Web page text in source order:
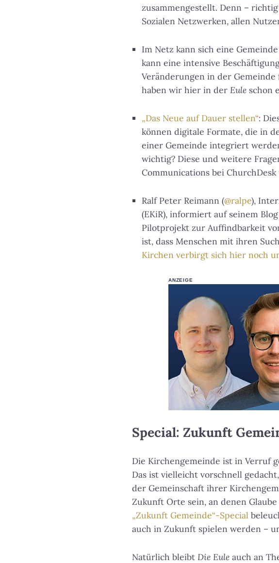
zusammengestellt. Denn –
Sozialen Netzwerken, allen
Im Netz kann sich eine
kann eine intensive
Veränderungen in der Gemeinde
haben wir hier in der Eule schon
„Das Neue auf Dauer stellen“:
können digitale Formate, die in
einer Gemeinde integriert
wichtig? Diese und weitere
Communications bei
Ralf Peter Reimann (@ralpe),
(EKiR), informiert auf seinem
Pilotprojekt zur Auffindbarkeit
ist, dass Menschen mit ihren
Kirchen verbirgt sich hier noch
ANZEIGE
Special: Zukunft
Die Kirchengemeinde ist in Verruf
Das ist vielleicht vorschnell
der Gemeinschaft ihrer
Zukunft Orte sein, an denen
„Zukunft Gemeinde“-Special
auch in Zukunft spielen werden –
Natürlich bleibt Die Eule auch an